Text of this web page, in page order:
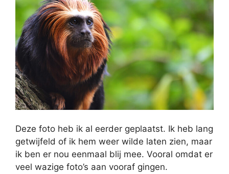
Deze foto heb ik al eerder geplaatst. Ik heb lang
getwijfeld of ik hem weer wilde laten zien, maar
ik ben er nou eenmaal blij mee. Vooral omdat er
veel wazige foto’s aan vooraf gingen.